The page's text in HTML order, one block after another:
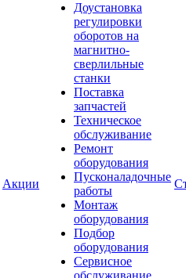
Акции
Доустановка
регулировки
оборотов на
магнитно-
сверлильные
станки
Поставка
запчастей
Техническое
обслуживание
Ремонт
оборудования
Пусконаладочные
работы
Монтаж
оборудования
Подбор
оборудования
Сервисное
обслуживание